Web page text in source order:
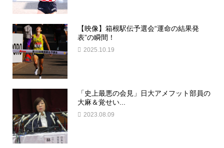
【映像】箱根駅伝予選会“運命の結果発
表”の瞬間！
2025.10.19
「史上最悪の会見」日大アメフット部員の
大麻＆覚せい...
2023.08.09